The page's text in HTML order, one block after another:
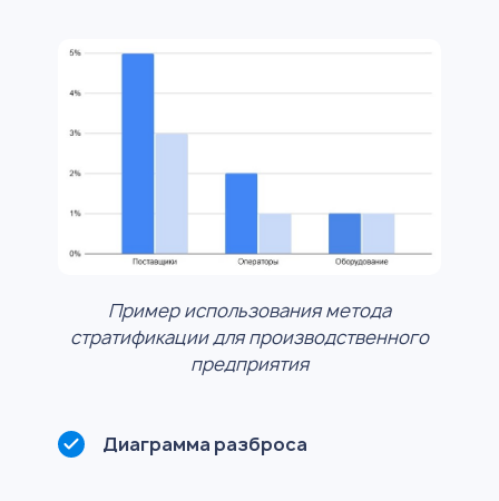
Пример использования метода
стратификации для производственного
предприятия
Диаграмма разброса